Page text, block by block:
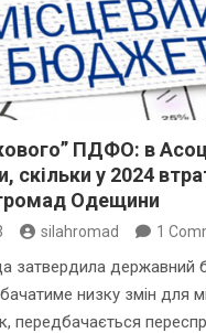
ПДФО: в
скільки у 2024
Одещини
silahromad 1
затвердила державний
низку змін для
передбачається